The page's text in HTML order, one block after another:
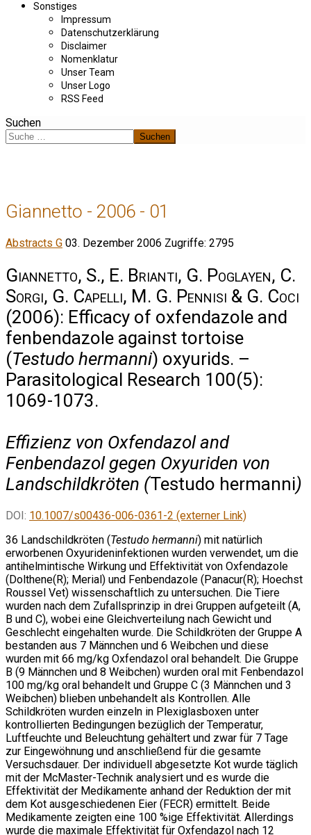
Sonstiges
Impressum
Datenschutzerklärung
Disclaimer
Nomenklatur
Unser Team
Unser Logo
RSS Feed
Suchen
Suchen
Giannetto - 2006 - 01
Abstracts G 03. Dezember 2006 Zugriffe: 2795
Giannetto, S., E. Brianti, G. Poglayen, C.
Sorgi, G. Capelli, M. G. Pennisi & G. Coci
(2006): Efficacy of oxfendazole and
fenbendazole against tortoise
(Testudo hermanni) oxyurids. –
Parasitological Research 100(5):
1069-1073.
Effizienz von Oxfendazol and
Fenbendazol gegen Oxyuriden von
Landschildkröten (Testudo hermanni)
DOI: 10.1007/s00436-006-0361-2 (externer Link)
36 Landschildkröten (Testudo hermanni) mit natürlich
erworbenen Oxyurideninfektionen wurden verwendet, um die
antihelmintische Wirkung und Effektivität von Oxfendazole
(Dolthene(R); Merial) und Fenbendazole (Panacur(R); Hoechst
Roussel Vet) wissenschaftlich zu untersuchen. Die Tiere
wurden nach dem Zufallsprinzip in drei Gruppen aufgeteilt (A,
B und C), wobei eine Gleichverteilung nach Gewicht und
Geschlecht eingehalten wurde. Die Schildkröten der Gruppe A
bestanden aus 7 Männchen und 6 Weibchen und diese
wurden mit 66 mg/kg Oxfendazol oral behandelt. Die Gruppe
B (9 Männchen und 8 Weibchen) wurden oral mit Fenbendazol
100 mg/kg oral behandelt und Gruppe C (3 Männchen und 3
Weibchen) blieben unbehandelt als Kontrollen. Alle
Schildkröten wurden einzeln in Plexiglasboxen unter
kontrollierten Bedingungen bezüglich der Temperatur,
Luftfeuchte und Beleuchtung gehältert und zwar für 7 Tage
zur Eingewöhnung und anschließend für die gesamte
Versuchsdauer. Der individuell abgesetzte Kot wurde täglich
mit der McMaster-Technik analysiert und es wurde die
Effektivität der Medikamente anhand der Reduktion der mit
dem Kot ausgeschiedenen Eier (FECR) ermittelt. Beide
Medikamente zeigten eine 100 %ige Effektivität. Allerdings
wurde die maximale Effektivität für Oxfendazol nach 12